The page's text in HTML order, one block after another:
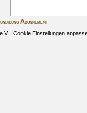
Abonnement
| Cookie Einstellungen